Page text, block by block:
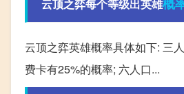
云顶之弈每个等级出英雄
云顶之弈英雄概率具体如下: 三
费卡有25%的概率; 六人口...